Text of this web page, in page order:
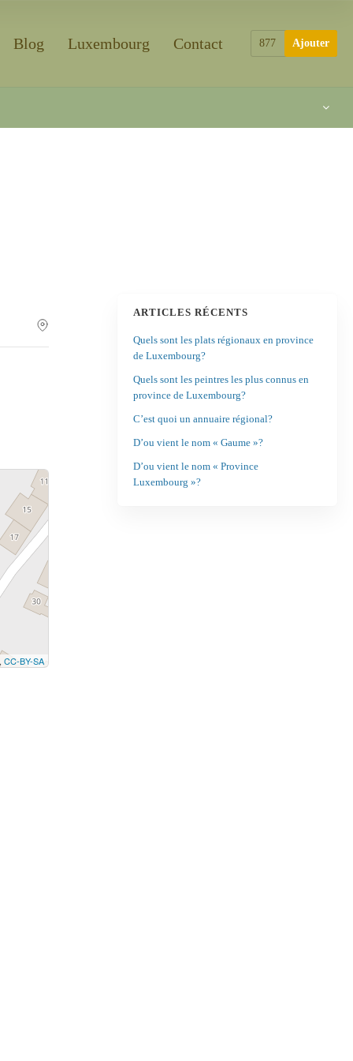
Blog Luxembourg Contact 877 Ajouter
CC-BY-SA
ARTICLES RÉCENTS
Quels sont les plats régionaux en province
de Luxembourg?
Quels sont les peintres les plus connus en
province de Luxembourg?
C’est quoi un annuaire régional?
D’ou vient le nom « Gaume »?
D’ou vient le nom « Province
Luxembourg »?